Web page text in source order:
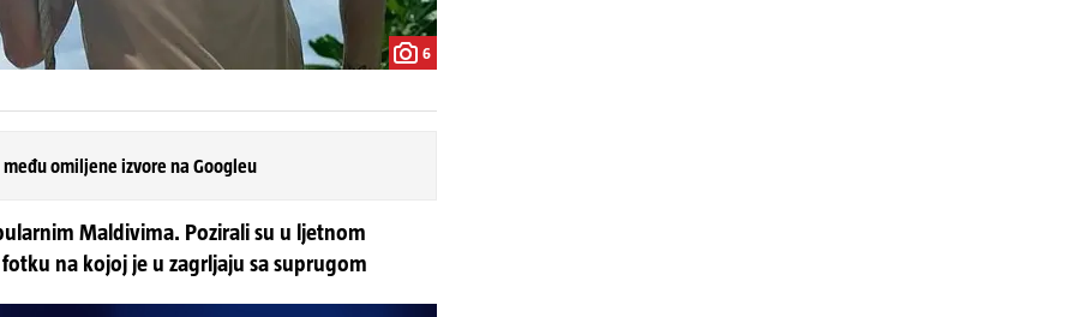
6
omiljene izvore na Googleu
Maldivima. Pozirali su u ljetnom
na kojoj je u zagrljaju sa suprugom